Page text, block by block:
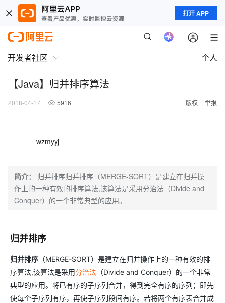
打开 APP
开发者社区 个人
【Java】归并排序算法
2018-04-17 5916 版权 举报
wzmyyj
简介：
归并排序归并排序（MERGE-SORT）是建立在归并操
作上的一种有效的排序算法,该算法是采用分治法（Divide and
Conquer）的一个非常典型的应用。
归并排序
归并排序 （MERGE-SORT）是建立在归并操作上的一种有效的排
序算法,该算法是采用分治法 （Divide and Conquer）的一个非常
典型的应用。将已有序的子序列合并，得到完全有序的序列；即先
使每个子序列有序，再使子序列段间有序。若将两个有序表合并成